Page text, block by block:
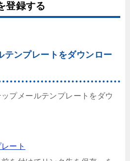
登録する
テンプレートをダウンロー
プメールテンプレートをダウ
ート